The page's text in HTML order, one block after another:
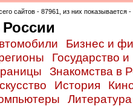
сайтов - 87961, из них показывается
Бизнес и
Государство
Знакомства в
История